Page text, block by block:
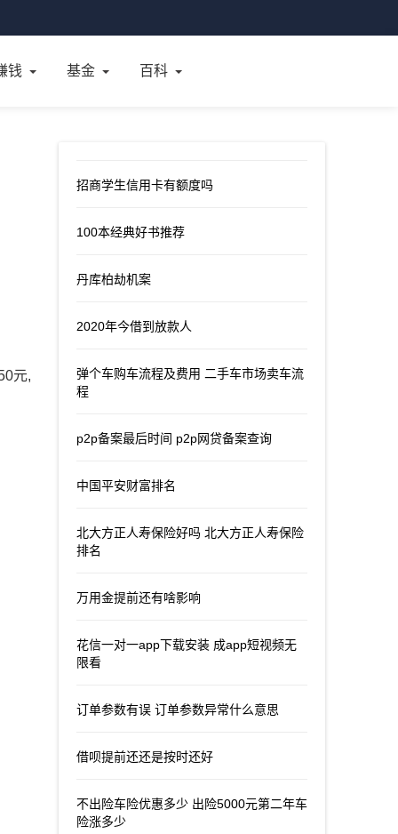
钱 基金 百科
元,
招商学生信用卡有额度吗
100本经典好书推荐
丹库柏劫机案
2020年今借到放款人
弹个车购车流程及费用 二手车市场卖车流
程
p2p备案最后时间 p2p网贷备案查询
中国平安财富排名
北大方正人寿保险好吗 北大方正人寿保险
排名
万用金提前还有啥影响
花信一对一app下载安装 成app短视频无
限看
订单参数有误 订单参数异常什么意思
借呗提前还还是按时还好
不出险车险优惠多少 出险5000元第二年车
险涨多少